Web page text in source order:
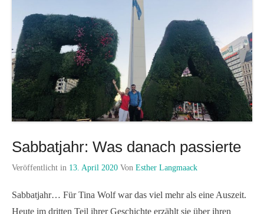
Sabbatjahr: Was danach passierte
Veröffentlicht in 13. April 2020 Von Esther Langmaack
Sabbatjahr… Für Tina Wolf war das viel mehr als eine Auszeit.
Heute im dritten Teil ihrer Geschichte erzählt sie über ihren